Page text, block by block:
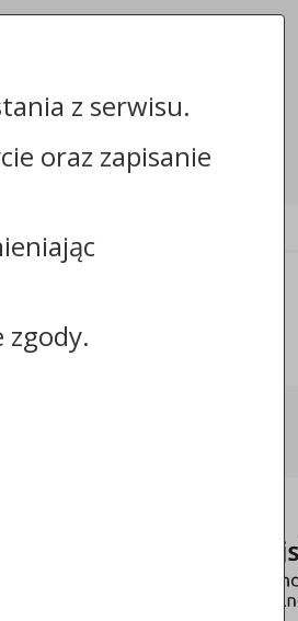
Informacje dodatkowe:
z serwisu.
oraz zapisanie
zgody.